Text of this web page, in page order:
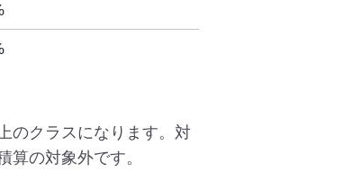
のクラスになります。対
算の対象外です。